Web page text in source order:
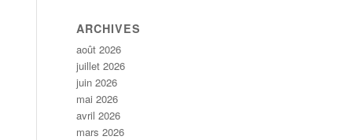
ARCHIVES
août 2026
juillet 2026
juin 2026
mai 2026
avril 2026
mars 2026